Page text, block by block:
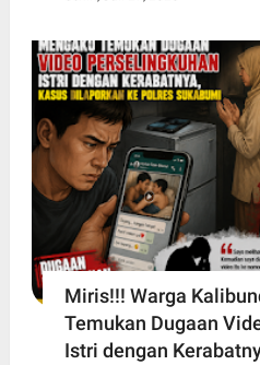
Miris!!! Warga
Temukan Dugaan
Istri dengan